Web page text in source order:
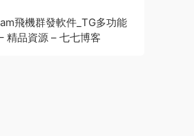
飛機群發軟件_TG多功能
精品資源 – 七七博客